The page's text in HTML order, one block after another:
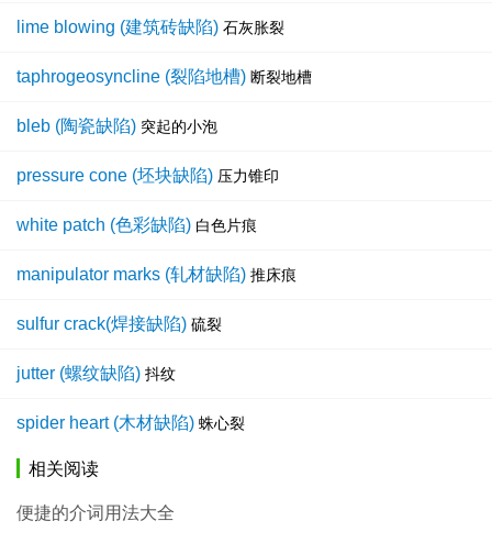
lime blowing (建筑砖缺陷) 石灰胀裂
taphrogeosyncline (裂陷地槽) 断裂地槽
bleb (陶瓷缺陷) 突起的小泡
pressure cone (坯块缺陷) 压力锥印
white patch (色彩缺陷) 白色片痕
manipulator marks (轧材缺陷) 推床痕
sulfur crack(焊接缺陷) 硫裂
jutter (螺纹缺陷) 抖纹
spider heart (木材缺陷) 蛛心裂
相关阅读
便捷的介词用法大全